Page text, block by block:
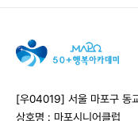
[우04019] 서울 마포구 동
상호명 : 마포시니어클럽